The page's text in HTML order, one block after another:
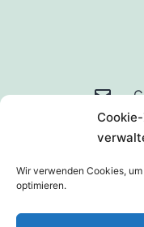
Wir verwenden Cookies,
optimieren.
Mail
an
uns